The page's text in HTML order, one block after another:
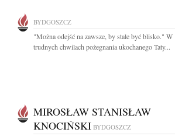
BYDGOSZCZ
"Można odejść na zawsze, by stale być blisko." W
trudnych chwilach pożegnania ukochanego Taty...
MIROSŁAW STANISŁAW
KNOCIŃSKI BYDGOSZCZ